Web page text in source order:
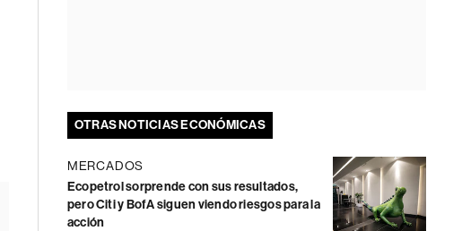
OTRAS NOTICIAS ECONÓMICAS
MERCADOS
Ecopetrol sorprende con sus resultados,
pero Citi y BofA siguen viendo riesgos para la
acción